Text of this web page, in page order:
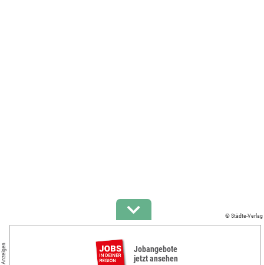
© Städte-Verlag
Anzeigen
Jobangebote
jetzt ansehen